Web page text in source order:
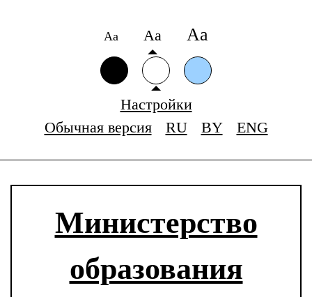
Аа Аа Аа
Настройки
Обычная версия
RU BY ENG
Министерство
образования